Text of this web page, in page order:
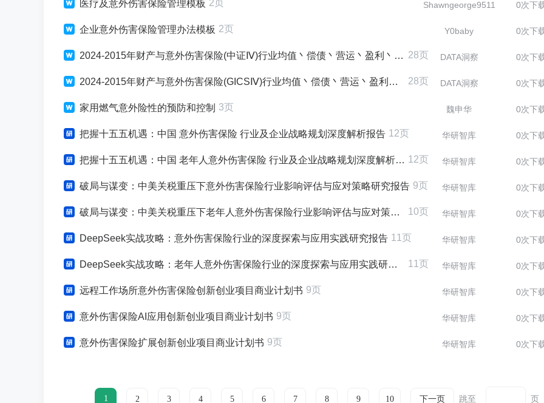
医疗及意外伤害保险管理模板 2页 Shawngeorge9511 0次下
企业意外伤害保险管理办法模板 2页 Y0baby 0次下
2024-2015年财产与意外伤害保险(中证Ⅳ)行业均值丶偿债丶营运丶盈利丶发展丶现金流能力均值 28页 DATA洞察 0次下
2024-2015年财产与意外伤害保险(GICSⅣ)行业均值丶偿债丶营运丶盈利丶发展丶现金流能力均值 28页 DATA洞察 0次下
家用燃气意外险性的预防和控制 3页 魏申华 0次下
把握十五五机遇：中国 意外伤害保险 行业及企业战略规划深度解析报告 12页 华研智库 0次下
把握十五五机遇：中国 老年人意外伤害保险 行业及企业战略规划深度解析报告 12页 华研智库 0次下
破局与谋变：中美关税重压下意外伤害保险行业影响评估与应对策略研究报告 9页 华研智库 0次下
破局与谋变：中美关税重压下老年人意外伤害保险行业影响评估与应对策略研究报告 10页 华研智库 0次下
DeepSeek实战攻略：意外伤害保险行业的深度探索与应用实践研究报告 11页 华研智库 0次下
DeepSeek实战攻略：老年人意外伤害保险行业的深度探索与应用实践研究报告 11页 华研智库 0次下
远程工作场所意外伤害保险创新创业项目商业计划书 9页 华研智库 0次下
意外伤害保险AI应用创新创业项目商业计划书 9页 华研智库 0次下
意外伤害保险扩展创新创业项目商业计划书 9页 华研智库 0次下
1 2 3 4 5 6 7 8 9 10 下一页 跳至 页